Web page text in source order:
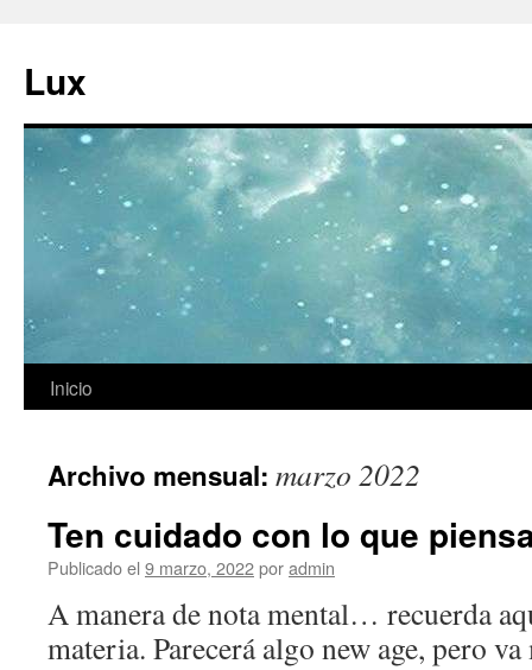
contenido
Lux
Inicio
Archivo mensual: marzo 2022
Ten cuidado con lo que
Publicado el 9 marzo, 2022poradmin
A manera de nota mental… recuerda
materia. Parecerá algo new age, pero